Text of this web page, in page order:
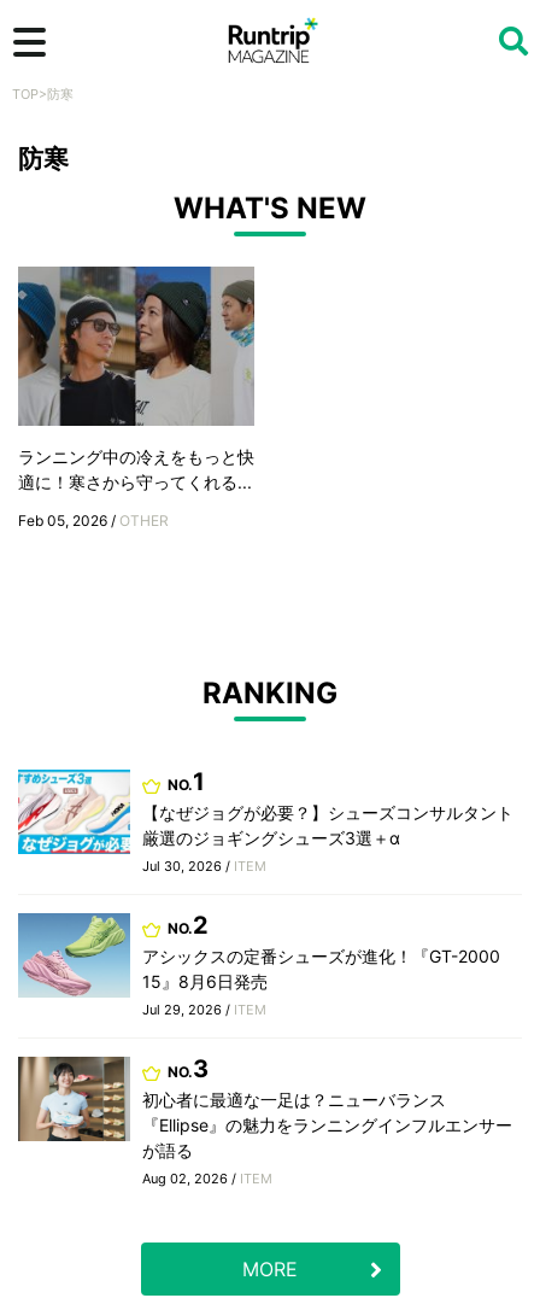
TOP> 防寒
防寒
WHAT'S NEW
ランニング中の冷えをもっと快
適に！寒さから守ってくれる...
Feb 05, 2026 / OTHER
RANKING
NO.1
【なぜジョグが必要？】シューズコンサルタント
厳選のジョギングシューズ3選＋α
Jul 30, 2026 / ITEM
NO.2
アシックスの定番シューズが進化！『GT-2000
15』8月6日発売
Jul 29, 2026 / ITEM
NO.3
初心者に最適な一足は？ニューバランス
『Ellipse』の魅力をランニングインフルエンサー
が語る
Aug 02, 2026 / ITEM
MORE